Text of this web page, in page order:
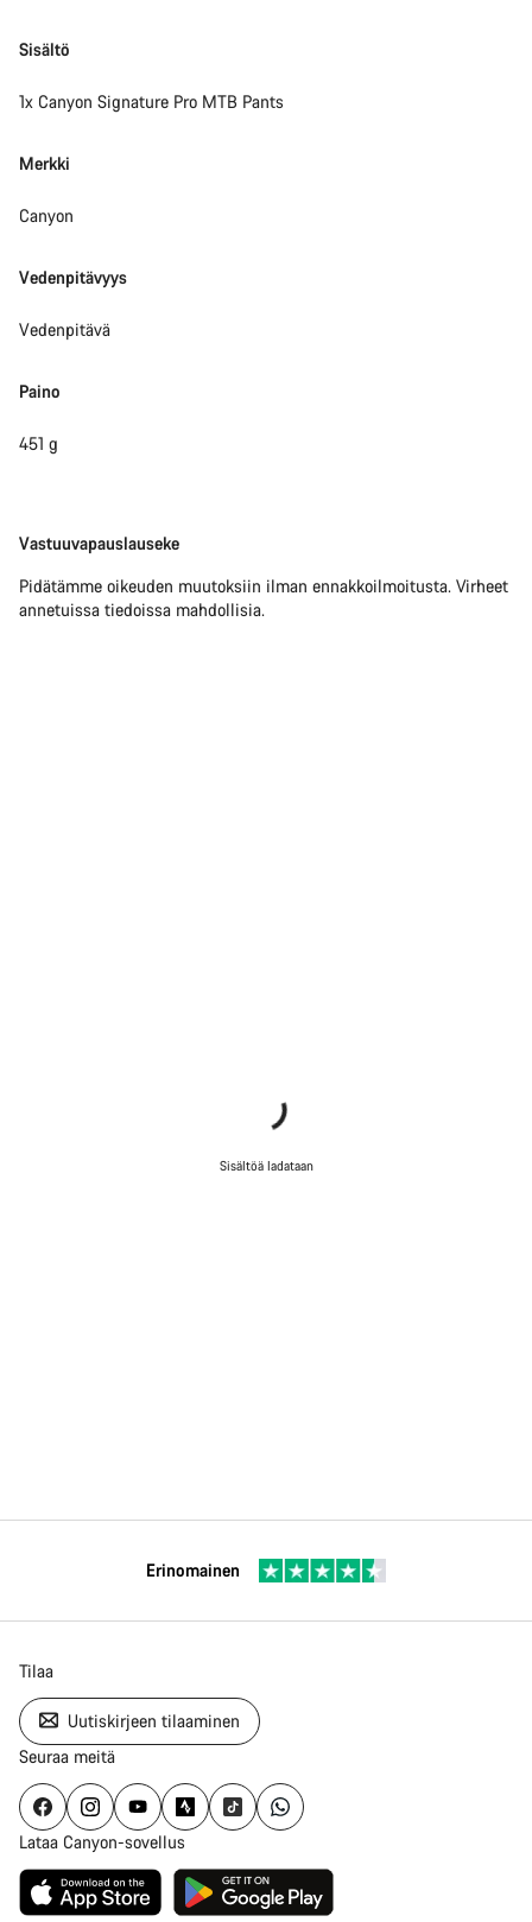
Sisältö
1x Canyon Signature Pro MTB Pants
Merkki
Canyon
Vedenpitävyys
Vedenpitävä
Paino
451 g
Vastuuvapauslauseke
Vastuuvapauslauseke
Pidätämme oikeuden muutoksiin ilman ennakkoilmoitusta. Virheet
annetuissa tiedoissa mahdollisia.
Sisältöä ladataan
Erinomainen
Tilaa
Uutiskirjeen tilaaminen
Seuraa meitä
Lataa Canyon-sovellus